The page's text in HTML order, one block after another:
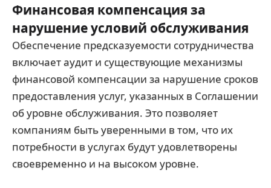
Финансовая компенсация за
нарушение условий обслуживания
Обеспечение предсказуемости сотрудничества
включает аудит и существующие механизмы
финансовой компенсации за нарушение сроков
предоставления услуг, указанных в Соглашении
об уровне обслуживания. Это позволяет
компаниям быть уверенными в том, что их
потребности в услугах будут удовлетворены
своевременно и на высоком уровне.